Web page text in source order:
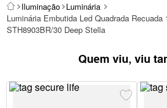
Iluminação Luminária
Luminária Embutida Led Quadrada
STH8903BR/30 Deep Stella
Quem viu, viu